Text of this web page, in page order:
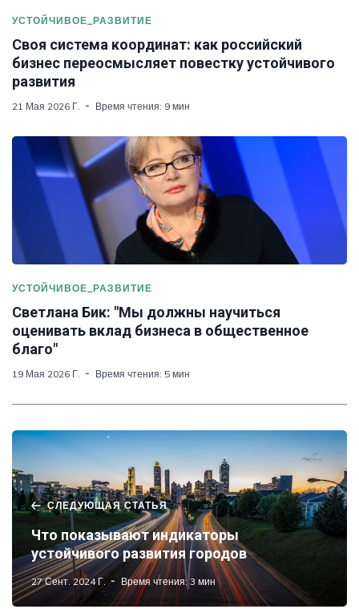
УСТОЙЧИВОЕ_РАЗВИТИЕ
Своя система координат: как российский
бизнес переосмысляет повестку устойчивого
развития
21 Мая 2026 Г. Время чтения: 9 мин
УСТОЙЧИВОЕ_РАЗВИТИЕ
Светлана Бик: "Мы должны научиться
оценивать вклад бизнеса в общественное
благо"
19 Мая 2026 Г. Время чтения: 5 мин
СЛЕДУЮЩАЯ СТАТЬЯ
Что показывают индикаторы
устойчивого развития городов
27 Сент. 2024 Г. Время чтения: 3 мин